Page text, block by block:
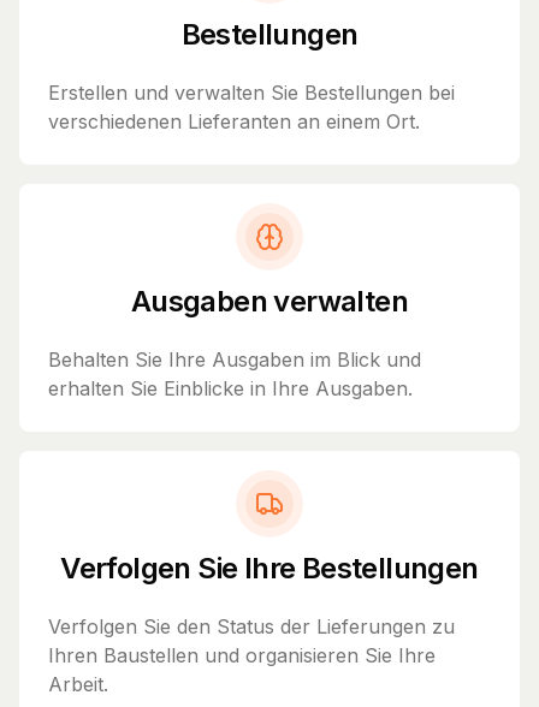
Bestellungen
Erstellen und verwalten Sie Bestellungen bei
verschiedenen Lieferanten an einem Ort.
Ausgaben verwalten
Behalten Sie Ihre Ausgaben im Blick und
erhalten Sie Einblicke in Ihre Ausgaben.
Verfolgen Sie Ihre Bestellungen
Verfolgen Sie den Status der Lieferungen zu
Ihren Baustellen und organisieren Sie Ihre
Arbeit.